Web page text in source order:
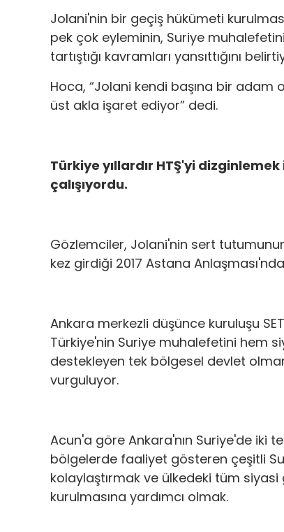
Jolani'nin bir geçiş hükümeti
pek çok eyleminin, Suriye
tartıştığı kavramları yansıttığını
Hoca, “Jolani kendi başına bir
üst akla işaret ediyor” dedi.
Türkiye yıllardır HTŞ'yi
çalışıyordu.
Gözlemciler, Jolani'nin sert
kez girdiği 2017 Astana
Ankara merkezli düşünce kuruluşu
Türkiye'nin Suriye muhalefetini hem
destekleyen tek bölgesel devlet
vurguluyor.
Acun'a göre Ankara'nın Suriye'de iki
bölgelerde faaliyet gösteren çeşitli
kolaylaştırmak ve ülkedeki tüm
kurulmasına yardımcı olmak.